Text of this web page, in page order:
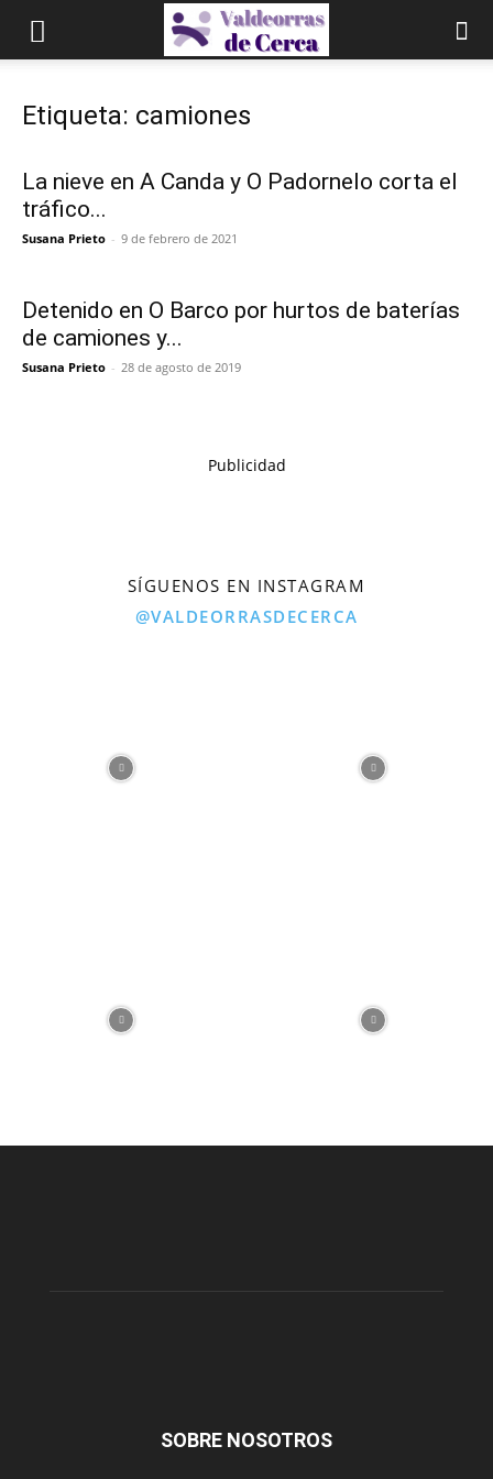
Etiqueta: camiones
La nieve en A Canda y O Padornelo corta el
tráfico...
Susana Prieto - 9 de febrero de 2021
Detenido en O Barco por hurtos de baterías
de camiones y...
Susana Prieto - 28 de agosto de 2019
Publicidad
SÍGUENOS EN INSTAGRAM
@VALDEORRASDECERCA
SOBRE NOSOTROS